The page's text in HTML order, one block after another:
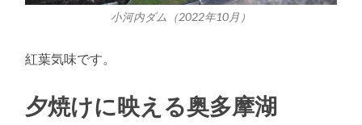
小河内ダム（2022年10月）
紅葉気味です。
夕焼けに映える奥多摩湖